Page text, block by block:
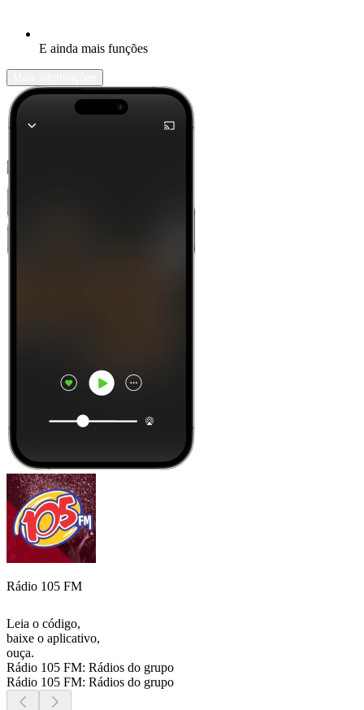
E ainda mais funções
Rádio 105 FM
Leia o código,
baixe o aplicativo,
ouça.
Rádio 105 FM: Rádios do grupo
Rádio 105 FM: Rádios do grupo